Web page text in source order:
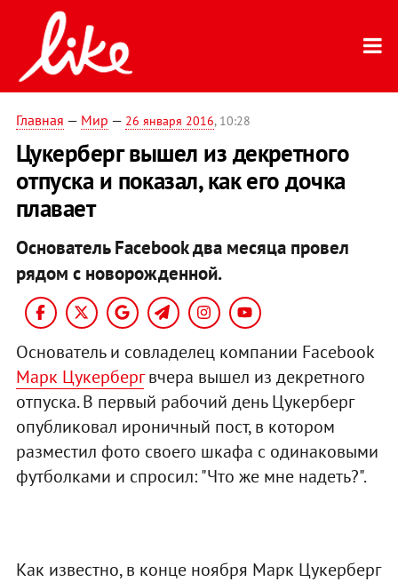
Главная — Мир — 26 января 2016, 10:28
Цукерберг вышел из декретного
отпуска и показал, как его дочка
плавает
Основатель Facebook два месяца провел
рядом с новорожденной.
Основатель и совладелец компании Facebook
Марк Цукербергвчера вышел из декретного
отпуска. В первый рабочий день Цукерберг
опубликовал ироничный пост, в котором
разместил фото своего шкафа с одинаковыми
футболками и спросил: "Что же мне надеть?".
Как известно, в конце ноября Марк Цукерберг